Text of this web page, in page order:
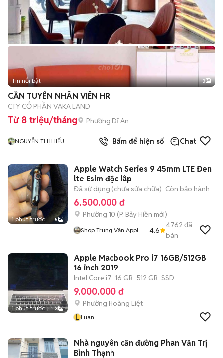
Tin nổi bật 3
CẦN TUYỂN NHÂN VIÊN HR
CTY CỔ PHẦN VAKA LAND
Từ 8 triệu/tháng Phường Dĩ An
NGUYỄN THỊ HIẾU Bấm để hiện số Chat
1 phút trước 5
Apple Watch Series 9 45mm LTE Đen
lte Esim độc lâp
Đã sử dụng (chưa sửa chữa) Còn bảo hành
6.500.000 đ
Phường 10 (P. Bảy Hiền mới)
Shop Trung Văn Apple
4.6
4762 đã
bán
1 phút trước 3
Apple Macbook Pro i7 16GB/512GB
16 inch 2019
Intel Core i7 16 GB 512 GB SSD
9.000.000 đ
Phường Hoàng Liệt
L Luan
Nhà nguyên căn đường Phan Văn Trị
Bình Thạnh